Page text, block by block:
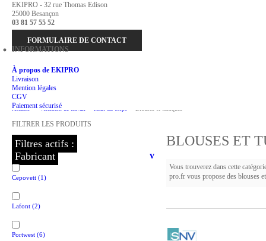
EKIPRO - 32 rue Thomas Edison
25000 Besançon
03 81 57 55 52
FORMULAIRE DE CONTACT
INFORMATIONS
À propos de EKIPRO
Livraison
Mention légales
CGV
Paiement sécurisé
Accueil > Vetement de travail
BLOUSES ET
Vous trouverez dans cette
pro.fr vous propose des blouses
FILTRER LES PRODUITS
Filtres actifs :
Fabricant
v
Cepovett (1)
Lafont (2)
Portwest (6)